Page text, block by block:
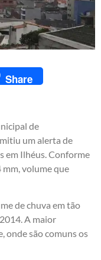
Share
de
um alerta de
em Ilhéus. Conforme
mm, volume que
de chuva em tão
A maior
onde são comuns os